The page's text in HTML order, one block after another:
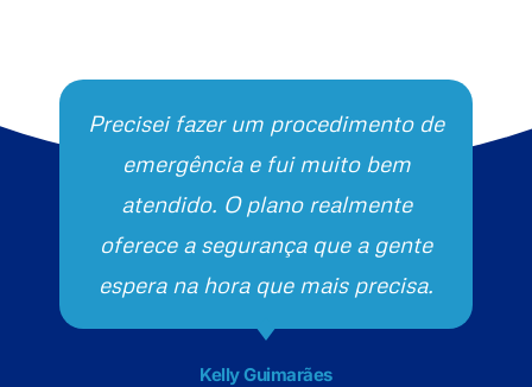
Precisei fazer um procedimento de
emergência e fui muito bem
atendido. O plano realmente
oferece a segurança que a gente
espera na hora que mais precisa.
Kelly Guimarães